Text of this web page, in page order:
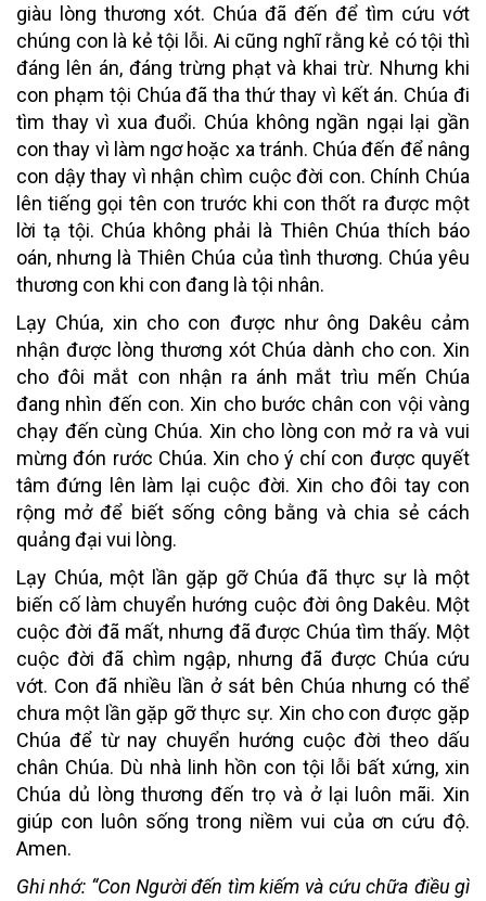
giàu lòng thương xót. Chúa đã đến để tìm cứu vớt
chúng con là kẻ tội lỗi. Ai cũng nghĩ rằng kẻ có tội thì
đáng lên án, đáng trừng phạt và khai trừ. Nhưng khi
con phạm tội Chúa đã tha thứ thay vì kết án. Chúa đi
tìm thay vì xua đuổi. Chúa không ngần ngại lại gần
con thay vì làm ngơ hoặc xa tránh. Chúa đến để nâng
con dậy thay vì nhận chìm cuộc đời con. Chính Chúa
lên tiếng gọi tên con trước khi con thốt ra được một
lời tạ tội. Chúa không phải là Thiên Chúa thích báo
oán, nhưng là Thiên Chúa của tình thương. Chúa yêu
thương con khi con đang là tội nhân.
Lạy Chúa, xin cho con được như ông Dakêu cảm
nhận được lòng thương xót Chúa dành cho con. Xin
cho đôi mắt con nhận ra ánh mắt trìu mến Chúa
đang nhìn đến con. Xin cho bước chân con vội vàng
chạy đến cùng Chúa. Xin cho lòng con mở ra và vui
mừng đón rước Chúa. Xin cho ý chí con được quyết
tâm đứng lên làm lại cuộc đời. Xin cho đôi tay con
rộng mở để biết sống công bằng và chia sẻ cách
quảng đại vui lòng.
Lạy Chúa, một lần gặp gỡ Chúa đã thực sự là một
biến cố làm chuyển hướng cuộc đời ông Dakêu. Một
cuộc đời đã mất, nhưng đã được Chúa tìm thấy. Một
cuộc đời đã chìm ngập, nhưng đã được Chúa cứu
vớt. Con đã nhiều lần ở sát bên Chúa nhưng có thể
chưa một lần gặp gỡ thực sự. Xin cho con được gặp
Chúa để từ nay chuyển hướng cuộc đời theo dấu
chân Chúa. Dù nhà linh hồn con tội lỗi bất xứng, xin
Chúa dủ lòng thương đến trọ và ở lại luôn mãi. Xin
giúp con luôn sống trong niềm vui của ơn cứu độ.
Amen.
Ghi nhớ: “Con Người đến tìm kiếm và cứu chữa điều gì